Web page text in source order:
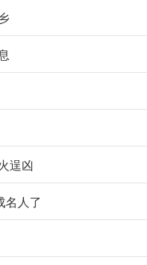
逞凶
名人了